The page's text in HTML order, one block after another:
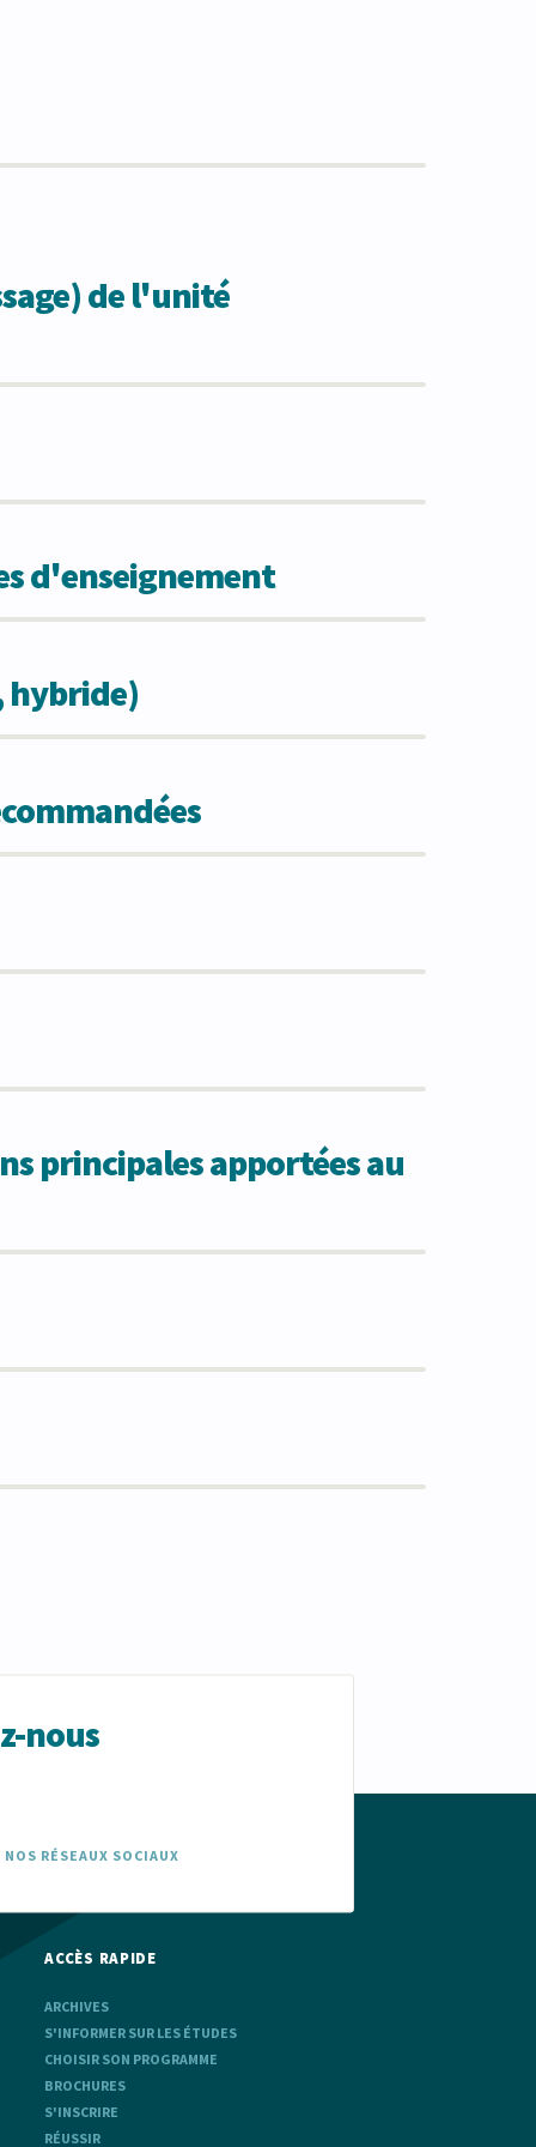
de l'unité
d'enseignement
hybride)
principales apportées au
nous
RÉSEAUX SOCIAUX
ACCÈS RAPIDE
ARCHIVES
S'INFORMER SUR LES ÉTUDES
CHOISIR SON PROGRAMME
BROCHURES
S'INSCRIRE
RÉUSSIR